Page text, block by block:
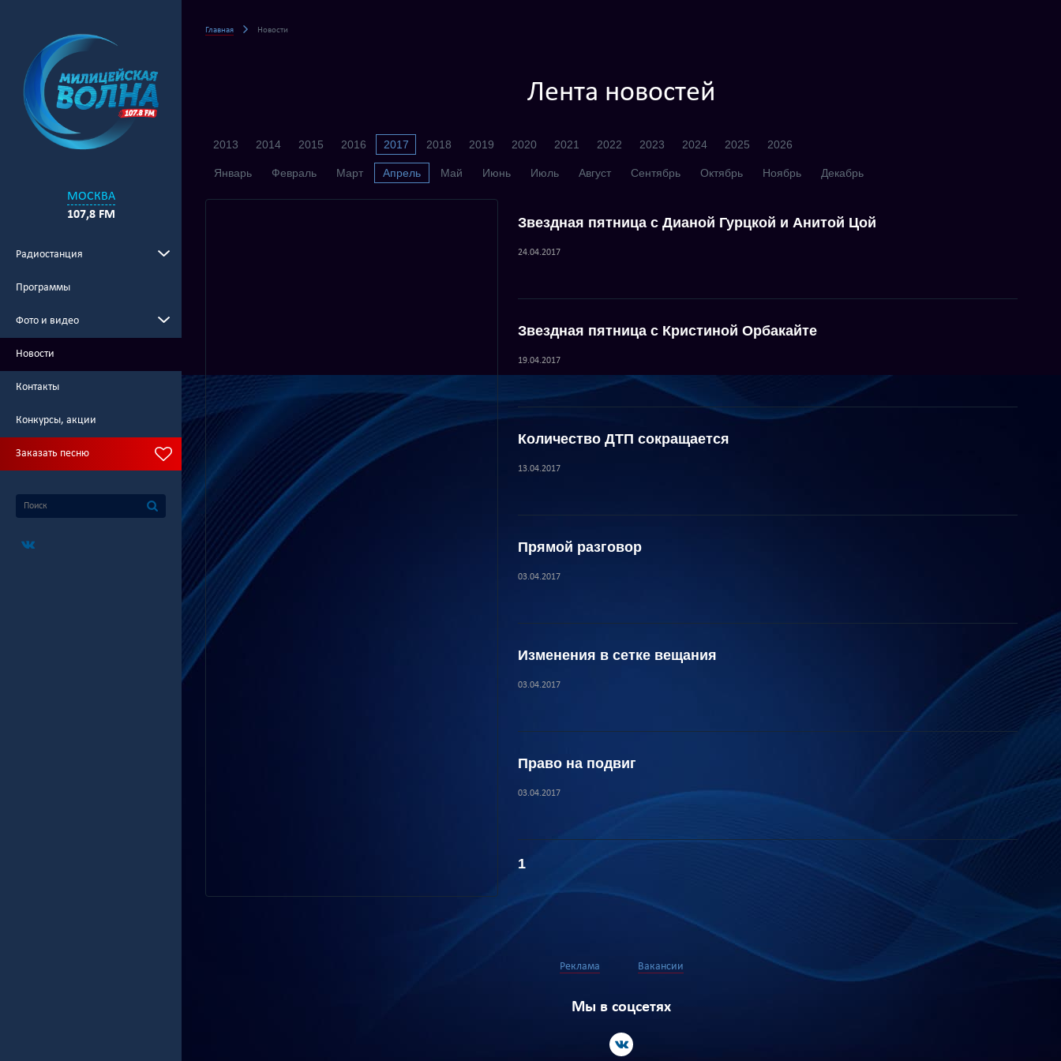
МОСКВА
107,8 FM
Радиостанция
Программы
Фото и видео
Новости
Контакты
Конкурсы, акции
Заказать песню
Главная Новости
Лента новостей
2013 2014 2015 2016 2017 2018 2019 2020 2021 2022 2023 2024 2025 2026
Январь Февраль Март Апрель Май Июнь Июль Август Сентябрь Октябрь Ноябрь Декабрь
Звездная пятница с Дианой Гурцкой и Анитой Цой
24.04.2017
Звездная пятница с Кристиной Орбакайте
19.04.2017
Количество ДТП сокращается
13.04.2017
Прямой разговор
03.04.2017
Изменения в сетке вещания
03.04.2017
Право на подвиг
03.04.2017
1
Реклама Вакансии
Мы в соцсетях